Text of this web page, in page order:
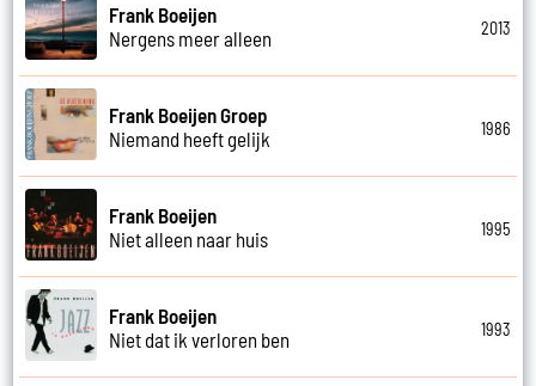
Frank Boeijen
Nergens meer alleen
2013
Frank Boeijen Groep
Niemand heeft gelijk
1986
Frank Boeijen
Niet alleen naar huis
1995
Frank Boeijen
Niet dat ik verloren ben
1993